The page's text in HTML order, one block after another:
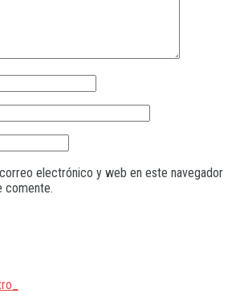
electrónico y web en este navegador
comente.